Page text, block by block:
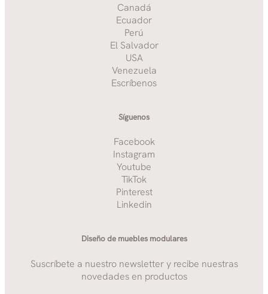
Canadá
Ecuador
Perú
El Salvador
USA
Venezuela
Escríbenos
Síguenos
Facebook
Instagram
Youtube
TikTok
Pinterest
Linkedin
Diseño de muebles modulares
Suscríbete a nuestro newsletter y recibe nuestras
novedades en productos